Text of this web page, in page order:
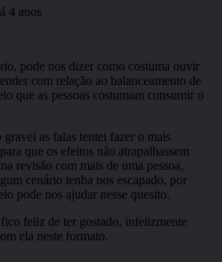
Holg Aikido;
O’Brook;
Lysander Grey;
Myrna e Luana;
Personagens Secundários;
o Guarda da Vila;
Taverneiro;
Inquisidor.